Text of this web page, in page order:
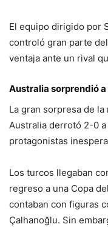
El equipo dirigido por
controló gran parte
ventaja ante un rival
Australia sorprendió a
La gran sorpresa de
Australia derrotó 2-0
protagonistas
Los turcos llegaban
regreso a una Copa
contaban con figuras
Çalhanoğlu. Sin